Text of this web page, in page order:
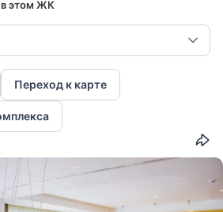
в этом ЖК
Переход к карте